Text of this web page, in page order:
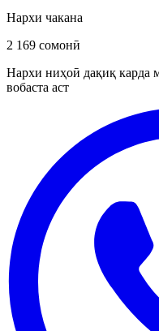
Нархи чакана
2 169 сомонӣ
Нархи ниҳоӣ дақиқ
вобаста аст